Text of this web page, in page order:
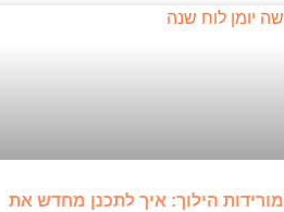
מורידות הילוך: איך לתכנן מחדש את